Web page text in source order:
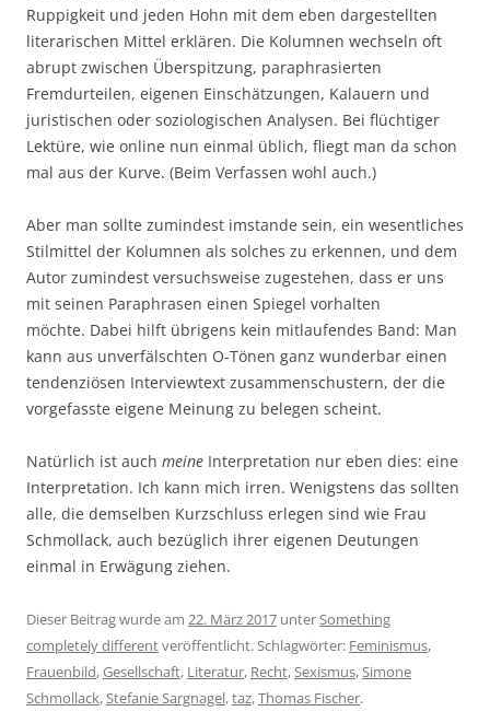
Ruppigkeit und jeden Hohn mit dem eben dargestellten
literarischen Mittel erklären. Die Kolumnen wechseln oft
abrupt zwischen Überspitzung, paraphrasierten
Fremdurteilen, eigenen Einschätzungen, Kalauern und
juristischen oder soziologischen Analysen. Bei flüchtiger
Lektüre, wie online nun einmal üblich, fliegt man da schon
mal aus der Kurve. (Beim Verfassen wohl auch.)
Aber man sollte zumindest imstande sein, ein wesentliches
Stilmittel der Kolumnen als solches zu erkennen, und dem
Autor zumindest versuchsweise zugestehen, dass er uns
mit seinen Paraphrasen einen Spiegel vorhalten
möchte. Dabei hilft übrigens kein mitlaufendes Band: Man
kann aus unverfälschten O-Tönen ganz wunderbar einen
tendenziösen Interviewtext zusammenschustern, der die
vorgefasste eigene Meinung zu belegen scheint.
Natürlich ist auch meine Interpretation nur eben dies: eine
Interpretation. Ich kann mich irren. Wenigstens das sollten
alle, die demselben Kurzschluss erlegen sind wie Frau
Schmollack, auch bezüglich ihrer eigenen Deutungen
einmal in Erwägung ziehen.
Dieser Beitrag wurde am 22. März 2017 unterSomething
completely differentveröffentlicht. Schlagwörter: Feminismus,
Frauenbild,Gesellschaft, Literatur, Recht,Sexismus,Simone
Schmollack,Stefanie Sargnagel,taz,Thomas Fischer.